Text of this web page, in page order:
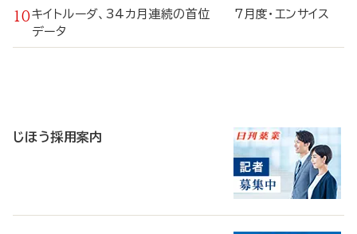
キイトルーダ、34カ月連続の首位 7月度・エンサイス
データ
じほう採用案内